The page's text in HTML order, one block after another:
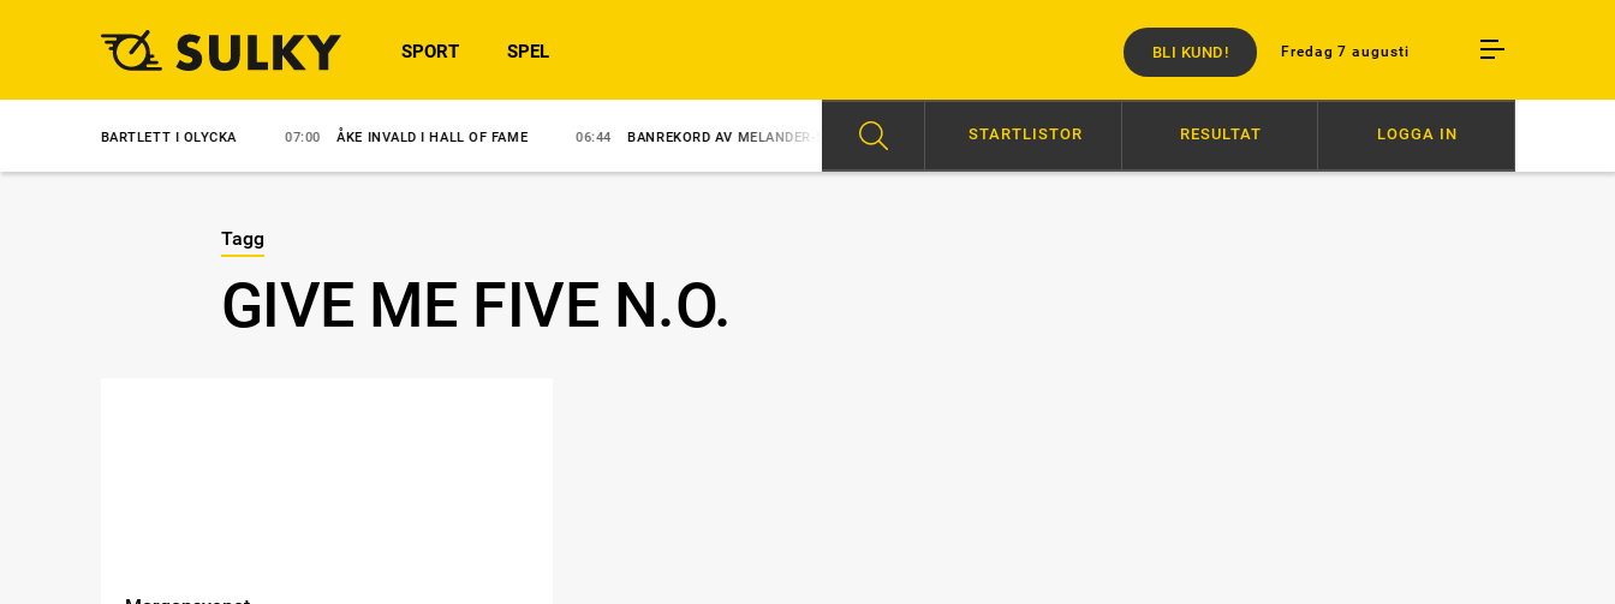
Fredag 7 augusti
SPORT SPEL BLI KUND!
BARTLETT I OLYCKA 07:00 ÅKE INVALD I HALL OF FAME 06:44 BANREKORD AV MELANDER-STO SVENSK SUCCÉ I PARIS 09:03 NY VM-CHANS FÖR POWWOW 07:20 ZERON OCH BARTLETT I
STARTLISTOR RESULTAT LOGGA IN
Tagg
GIVE ME FIVE N.O.